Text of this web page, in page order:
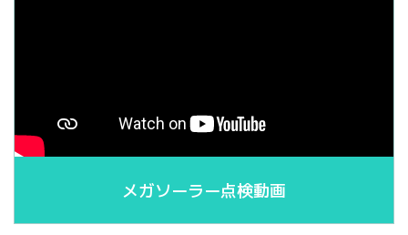
メガソーラー点検動画